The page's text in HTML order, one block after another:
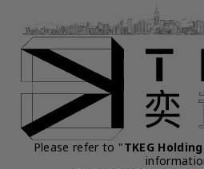
Please refer to "TKEG